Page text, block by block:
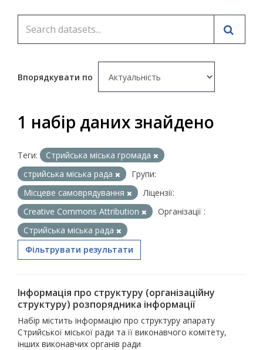
Впорядкувати по
1 набір даних знайдено
Теги:
Стрийська міська громада
стрийська міська рада
Групи:
Місцеве самоврядування
Ліцензії:
Creative Commons Attribution
Організації :
Стрийська міська рада
Фільтрувати результати
Інформація про структуру (організаційну
структуру) розпорядника інформації
Набір містить інформацію про структуру апарату
Стрийської міської ради та її виконавчого комітету,
інших виконавчих органів ради